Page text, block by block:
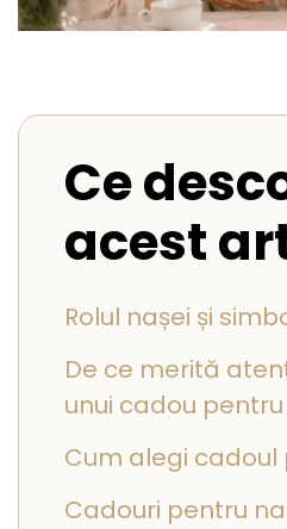
Seturi Perle cu Argint
Brose cu Perle
Ce
acest
Rolul nașei și
De ce merită
unui cadou
Cum alegi
Cadouri pentru